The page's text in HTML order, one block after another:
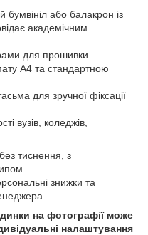
бумвініл або балакрон із
академічним
для прошивки –
А4 та стандартною
для зручної фіксації
вузів, коледжів,
тиснення, з
знижки та
на фотографії може
налаштування